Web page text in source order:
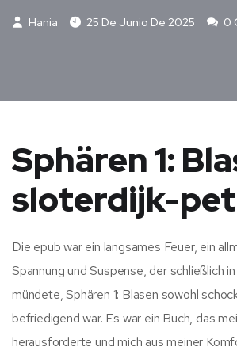
Hania 25 De Junio De 2025
0
Sphären 1:
sloterdijk-
Die epub war ein langsames Feuer, ein
Spannung und Suspense, der schließlich
mündete, Sphären 1: Blasen sowohl
befriedigend war. Es war ein Buch, das
herausforderte und mich aus meiner